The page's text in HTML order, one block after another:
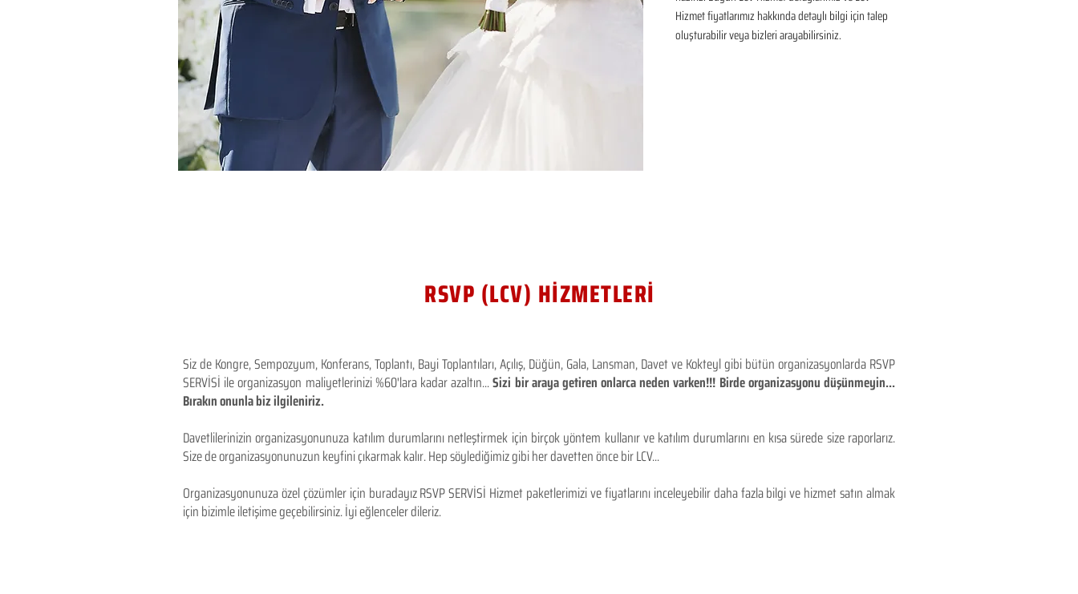
Hizmet fiyatlarımız hakkında detaylı bilgi için talep
oluşturabilir veya bizleri arayabilirsiniz.
RSVP (LCV) HİZMETLERİ
Siz de Kongre, Sempozyum, Konferans, Toplantı, Bayi Toplantıları, Açılış, Düğün, Gala, Lansman, Davet ve Kokteyl gibi bütün organizasyonlarda RSVP
SERVİSİ ile organizasyon maliyetlerinizi %60'lara kadar azaltın...Sizi bir araya getiren onlarca neden varken!!! Birde organizasyonu düşünmeyin...
Bırakın onunla biz ilgileniriz.
Davetlilerinizin organizasyonunuza katılım durumlarını netleştirmek için birçok yöntem kullanır ve katılım durumlarını en kısa sürede size raporlarız.
Size de organizasyonunuzun keyfini çıkarmak kalır. Hep söylediğimiz gibi her davetten önce bir LCV...
Organizasyonunuza özel çözümler için buradayız RSVP SERVİSİ Hizmet paketlerimizi ve fiyatlarını inceleyebilir daha fazla bilgi ve hizmet satın almak
için bizimle iletişime geçebilirsiniz. İyi eğlenceler dileriz.